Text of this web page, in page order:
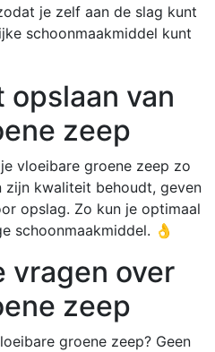
je zelf aan de slag kunt
schoonmaakmiddel kunt
opslaan van
zeep
vloeibare groene zeep zo
zijn kwaliteit behoudt, geven
opslag. Zo kun je optimaal
schoonmaakmiddel. 👌
vragen over
zeep
groene zeep? Geen